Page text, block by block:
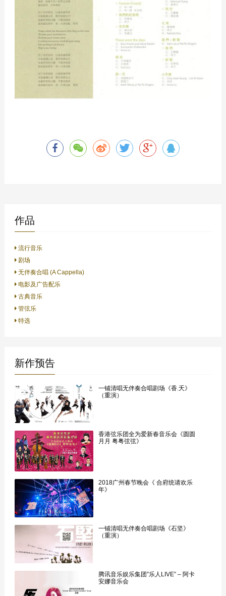
作品
流行音乐
剧场
无伴奏合唱 (A Cappella)
电影及广告配乐
古典音乐
管弦乐
特选
新作预告
一铺清唱无伴奏合唱剧场《香.夭》
（重演）
香港弦乐团全为爱新春音乐会《圆圆
月月 粤粤弦弦》
2018广州春节晚会《 合府统请欢乐
年》
一铺清唱无伴奏合唱剧场《石坚》
（重演）
腾讯音乐娱乐集团”乐人LIVE” – 阿卡
安娜音乐会